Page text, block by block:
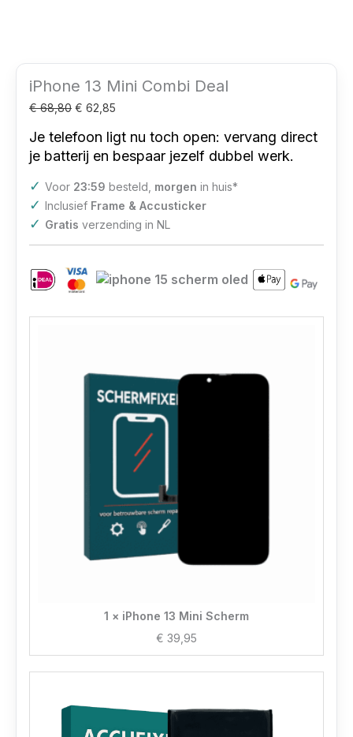
iPhone 13 Mini Combi Deal
€68,80 € 62,85
Je telefoon ligt nu toch open: vervang direct
je batterij en bespaar jezelf dubbel werk.
✓ Voor 23:59 besteld, morgen in huis*
✓ Inclusief Frame & Accusticker
✓ Gratis verzending in NL
1 × iPhone 13 Mini Scherm
€ 39,95